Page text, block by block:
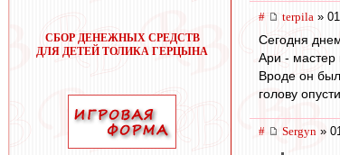
СБОР ДЕНЕЖНЫХ СРЕДСТВ
ДЛЯ ДЕТЕЙ ТОЛИКА ГЕРЦЫНА
# terpila »
Сегодня
Ари - мастер
Вроде он
голову
# Sergyn »